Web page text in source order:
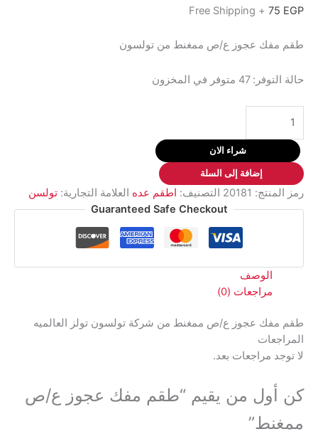
75 EGP
+ Free Shipping
طقم مفك عجوز ع/ص ممغنط من تولسون
حالة التوفر: 47 متوفر في المخزون
طقم
مفك
عجوز
ع/
ص
ممغنط
شراء الان
إضافة إلى السلة
رمز المنتج: 20181 التصنيف: اطقم عده العلامة التجارية: تولسن
Guaranteed Safe Checkout
الوصف
مراجعات (0)
طقم مفك عجوز ع/ص ممغنط من شركة تولسون تولز العالميه
المراجعات
لا توجد مراجعات بعد.
كن أول من يقيم “طقم مفك عجوز ع/ص
ممغنط”